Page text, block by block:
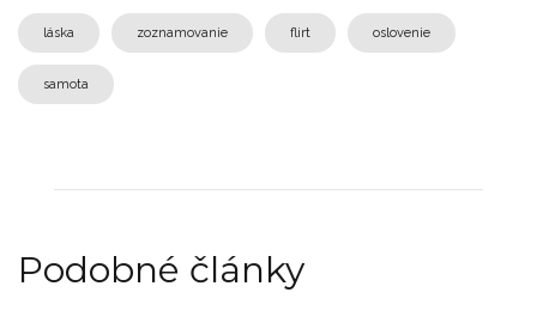
láska zoznamovanie flirt oslovenie
samota
Podobné články